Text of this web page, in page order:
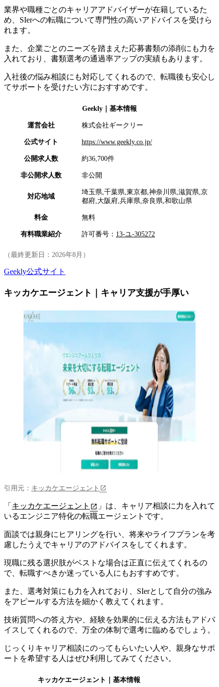
業界や職種ごとのキャリアアドバイザーが在籍しているた
め、SIerへの転職について専門性の高いアドバイスを受けら
れます。
また、企業ごとのニーズを踏まえた応募書類の添削にも力を
入れており、書類選考の通過率アップの実績もあります。
入社後の悩み相談にも対応してくれるので、転職後も安心し
てサポートを受けたい方におすすめです。
Geekly ｜基本情報
運営会社 株式会社ギークリー
公式サイト https://www.geekly.co.jp/
公開求人数 約36,700件
非公開求人数 非公開
対応地域
埼玉県,千葉県,東京都,神奈川県,滋賀県,京
都府,大阪府,兵庫県,奈良県,和歌山県
料金 無料
有料職業紹介 許可番号： 13-ユ-305272
（最終更新日： 2026年8月 ）
Geekly公式サイト
キッカケエージェント｜キャリア支援が手厚い
引用元： キッカケエージェント
「 キッカケエージェント
」は、キャリア相談に力を入れて
いるエンジニア特化の転職エージェントです。
面談では親身にヒアリングを行い、将来やライフプランを考
慮したうえでキャリアのアドバイスをしてくれます。
現職に残る選択肢がベストな場合は正直に伝えてくれるの
で、転職すべきか迷っている人にもおすすめです。
また、選考対策にも力を入れており、SIerとして自分の強み
をアピールする方法を細かく教えてくれます。
技術質問への答え方や、経験を効果的に伝える方法もアドバ
イスしてくれるので、万全の体制で選考に臨めるでしょう。
じっくりキャリア相談にのってもらいたい人や、親身なサポ
ートを希望する人はぜひ利用してみてください。
キッカケエージェント ｜基本情報